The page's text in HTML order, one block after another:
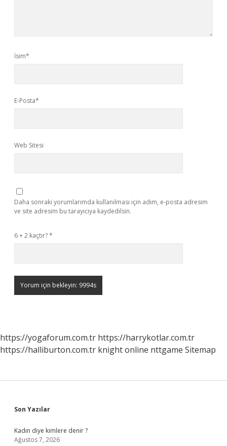
İsim*
E-Posta*
Web Sitesi
Daha sonraki yorumlarımda kullanılması için adım, e-posta adresim
ve site adresim bu tarayıcıya kaydedilsin.
6 + 2 kaçtır?*
https://yogaforum.com.tr https://harrykotlar.com.tr
https://halliburton.com.tr knight online nttgame Sitemap
Sidebar
Son Yazılar
Kadın diye kimlere denir ?
Ağustos 7, 2026